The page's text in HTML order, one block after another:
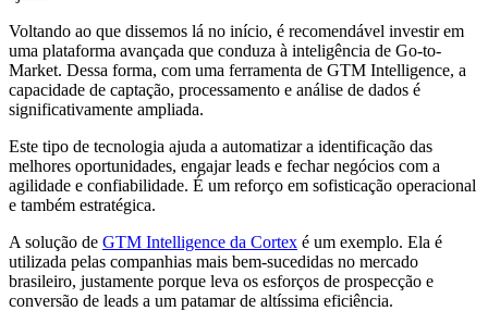
Voltando ao que dissemos lá no início, é recomendável investir em
uma plataforma avançada que conduza à inteligência de Go-to-
Market. Dessa forma, com uma ferramenta de GTM Intelligence, a
capacidade de captação, processamento e análise de dados é
significativamente ampliada.
Este tipo de tecnologia ajuda a automatizar a identificação das
melhores oportunidades, engajar leads e fechar negócios com a
agilidade e confiabilidade. É um reforço em sofisticação operacional
e também estratégica.
A solução de GTM Intelligence da Cortex é um exemplo. Ela é
utilizada pelas companhias mais bem-sucedidas no mercado
brasileiro, justamente porque leva os esforços de prospecção e
conversão de leads a um patamar de altíssima eficiência.